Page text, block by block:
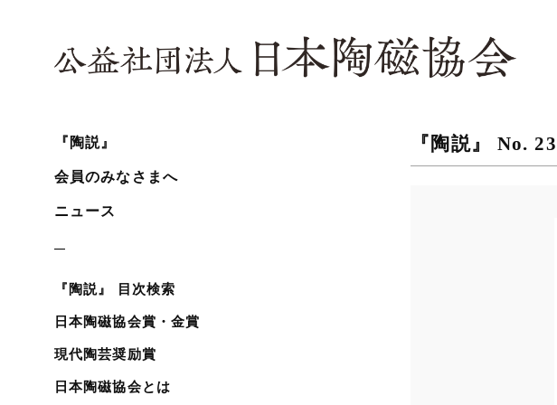
『陶説』
会員のみなさまへ
ニュース
『陶説』 目次検索
日本陶磁協会賞・金賞
現代陶芸奨励賞
日本陶磁協会とは
『陶説』 No.